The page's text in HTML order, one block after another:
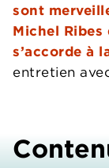
sont
Michel
s’accorde à
entretien